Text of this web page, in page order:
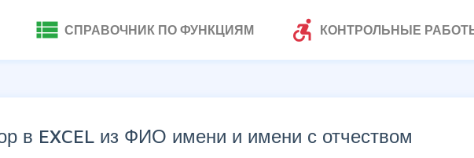
view_list СПРАВОЧНИК ПО ФУНКЦИЯМ accessible_forward КОНТРОЛЬНЫЕ
в EXCEL из ФИО имени и имени с отчеством